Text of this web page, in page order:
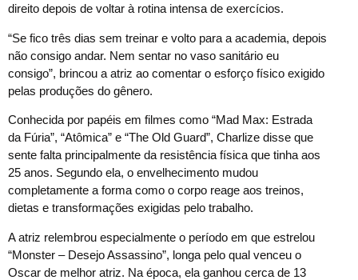
direito depois de voltar à rotina intensa de exercícios.
“Se fico três dias sem treinar e volto para a academia, depois
não consigo andar. Nem sentar no vaso sanitário eu
consigo”, brincou a atriz ao comentar o esforço físico exigido
pelas produções do gênero.
Conhecida por papéis em filmes como “Mad Max: Estrada
da Fúria”, “Atômica” e “The Old Guard”, Charlize disse que
sente falta principalmente da resistência física que tinha aos
25 anos. Segundo ela, o envelhecimento mudou
completamente a forma como o corpo reage aos treinos,
dietas e transformações exigidas pelo trabalho.
A atriz relembrou especialmente o período em que estrelou
“Monster – Desejo Assassino”, longa pelo qual venceu o
Oscar de melhor atriz. Na época, ela ganhou cerca de 13